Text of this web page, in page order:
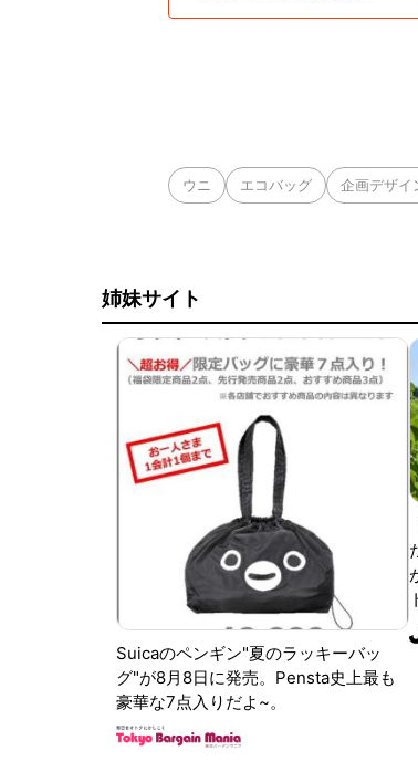
ウニ エコバッグ 企画デザイ
姉妹サイト
Suicaのペンギン"夏のラッキーバッ
グ"が8月8日に発売。Pensta史上最も
豪華な7点入りだよ~。